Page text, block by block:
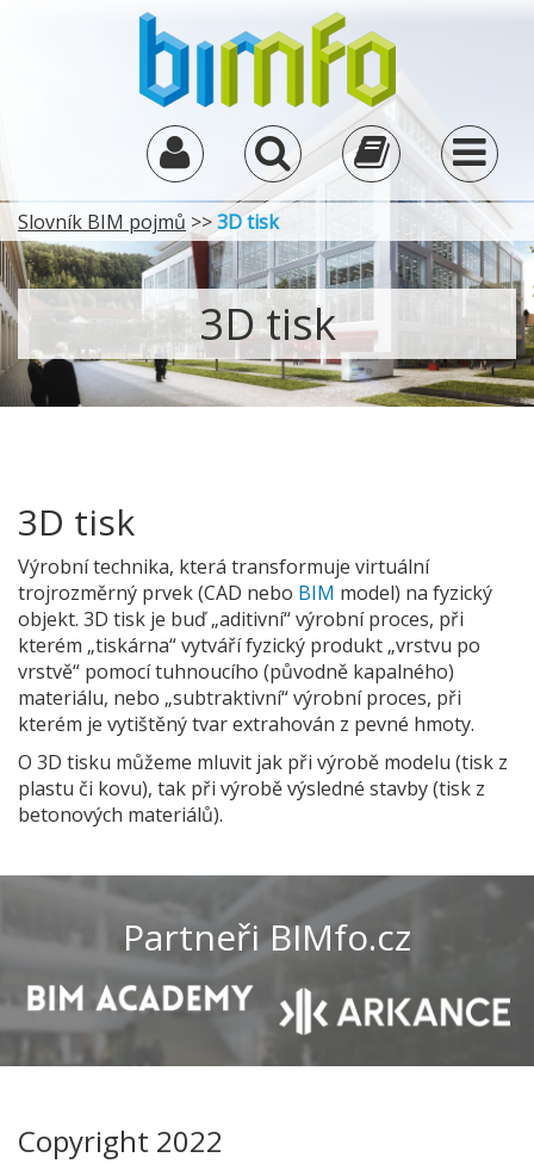
Slovník BIM pojmů >>3D tisk
3D tisk
3D tisk
Výrobní technika, která transformuje virtuální
trojrozměrný prvek (CAD nebo BIM model) na fyzický
objekt. 3D tisk je buď „aditivní“ výrobní proces, při
kterém „tiskárna“ vytváří fyzický produkt „vrstvu po
vrstvě“ pomocí tuhnoucího (původně kapalného)
materiálu, nebo „subtraktivní“ výrobní proces, při
kterém je vytištěný tvar extrahován z pevné hmoty.
O 3D tisku můžeme mluvit jak při výrobě modelu (tisk z
plastu či kovu), tak při výrobě výsledné stavby (tisk z
betonových materiálů).
Partneři BIMfo.cz
Copyright 2022